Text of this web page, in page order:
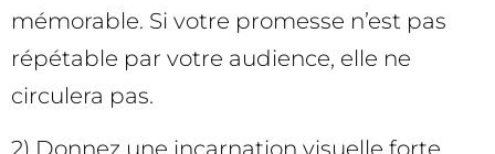
mémorable. Si votre promesse n’est pas
répétable par votre audience, elle ne
circulera pas.